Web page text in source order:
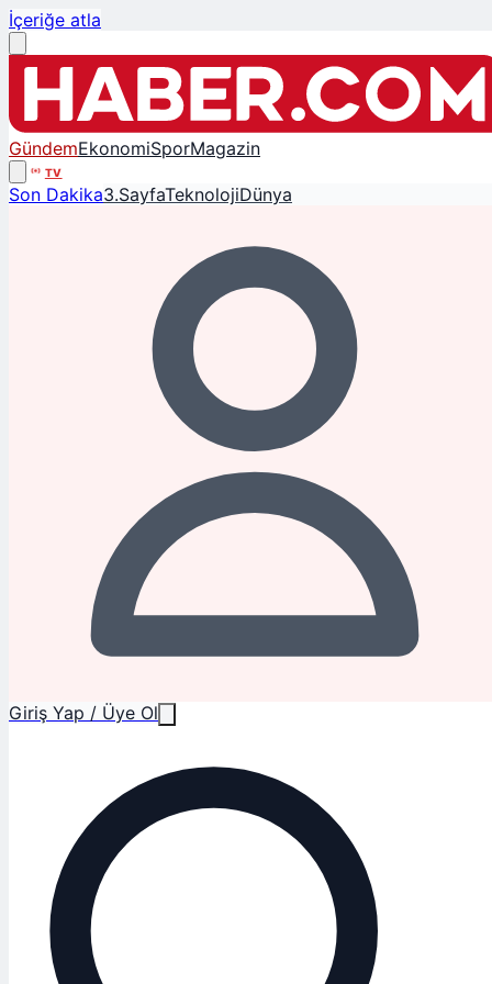
İçeriğe atla
GündemEkonomiSporMagazin
TV
Son Dakika3.SayfaTeknolojiDünya
Giriş Yap / Üye Ol